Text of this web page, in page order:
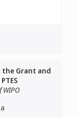
the Grant and